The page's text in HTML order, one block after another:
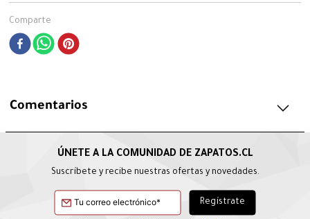
Comparte
Comentarios
Suscríbete y recibe nuestras ofertas y novedades.